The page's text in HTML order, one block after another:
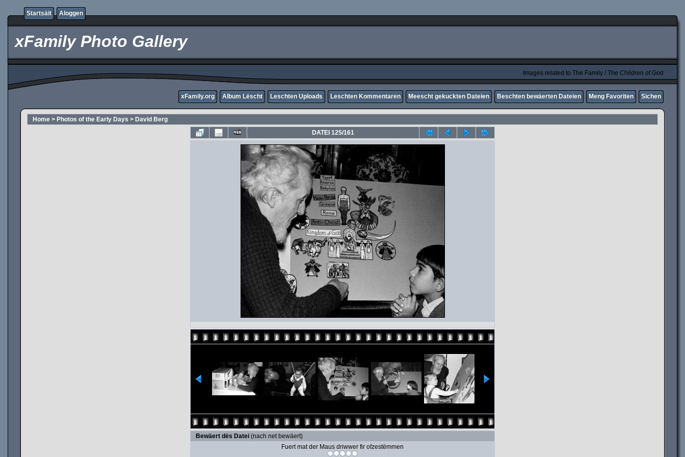
Startsäit Aloggen
xFamily Photo Gallery
Images related to The Family / The Children of God
xFamily.org Album Lëscht Leschten Uploads Leschten Kommentaren Meescht gekuckten Dateien Beschten bewäerten Dateien Meng Favoriten Sichen
Home > Photos of the Early Days > David Berg
DATEI 125/161
Bewäert dës Datei (nach net bewäert)
Fuert mat der Maus driwwer fir ofzestëmmen